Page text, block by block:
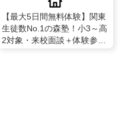
【最大5日間無料体験】関東
生徒数No.1の森塾！小3～高
2対象・来校面談＋体験参加